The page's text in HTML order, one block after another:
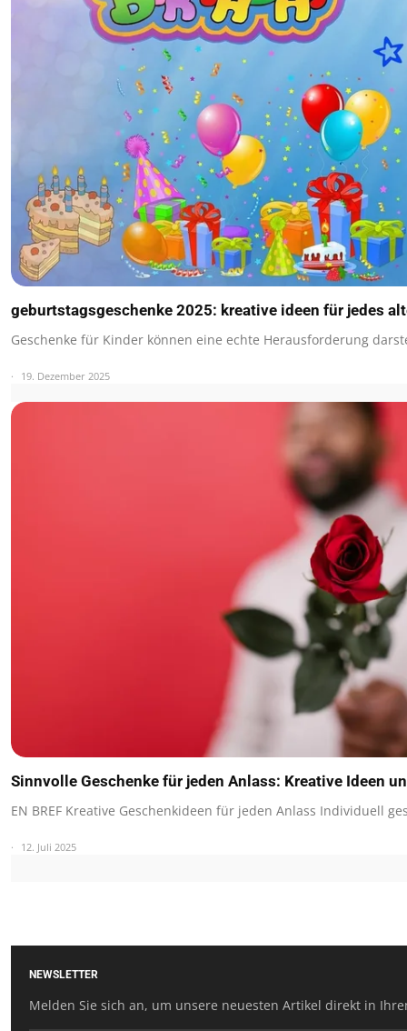
geburtstagsgeschenke 2025: kreative ideen für jedes
Geschenke für Kinder können eine echte Herausforderung
19. Dezember 2025
Sinnvolle Geschenke für jeden Anlass: Kreative Ideen
EN BREF Kreative Geschenkideen für jeden Anlass Individuell
12. Juli 2025
NEWSLETTER
Melden Sie sich an, um unsere neuesten Artikel direkt in